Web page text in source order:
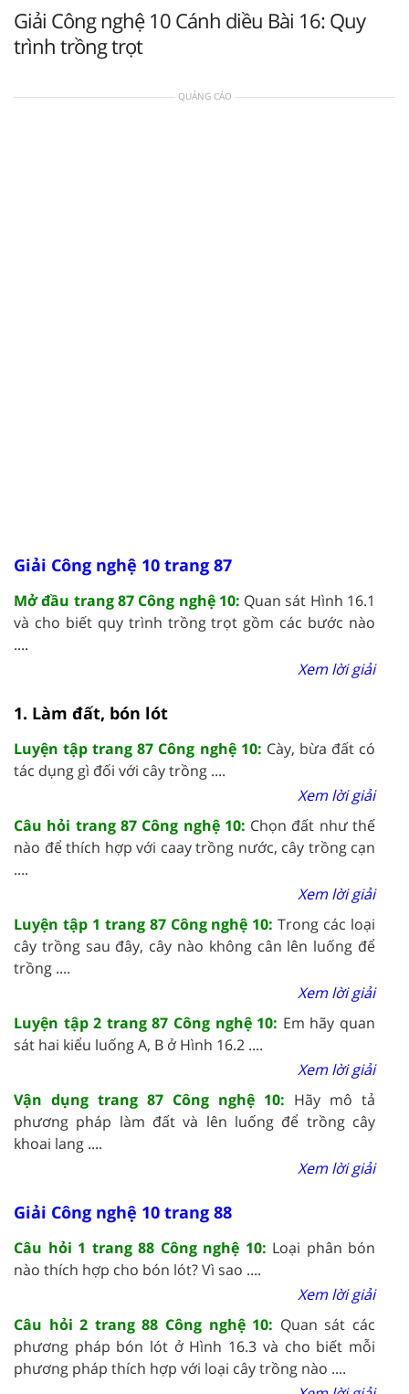
Giải Công nghệ 10 Cánh diều Bài 16: Quy
trình trồng trọt
QUẢNG CÁO
Giải Công nghệ 10 trang 87
Mở đầu trang 87 Công nghệ 10: Quan sát Hình 16.1
và cho biết quy trình trồng trọt gồm các bước nào
....
Xem lời giải
1. Làm đất, bón lót
Luyện tập trang 87 Công nghệ 10: Cày, bừa đất có
tác dụng gì đối với cây trồng ....
Xem lời giải
Câu hỏi trang 87 Công nghệ 10: Chọn đất như thế
nào để thích hợp với caay trồng nước, cây trồng cạn
....
Xem lời giải
Luyện tập 1 trang 87 Công nghệ 10: Trong các loại
cây trồng sau đây, cây nào không cân lên luống để
trồng ....
Xem lời giải
Luyện tập 2 trang 87 Công nghệ 10: Em hãy quan
sát hai kiểu luống A, B ở Hình 16.2 ....
Xem lời giải
Vận dụng trang 87 Công nghệ 10: Hãy mô tả
phương pháp làm đất và lên luống để trồng cây
khoai lang ....
Xem lời giải
Giải Công nghệ 10 trang 88
Câu hỏi 1 trang 88 Công nghệ 10: Loại phân bón
nào thích hợp cho bón lót? Vì sao ....
Xem lời giải
Câu hỏi 2 trang 88 Công nghệ 10: Quan sát các
phương pháp bón lót ở Hình 16.3 và cho biết mỗi
phương pháp thích hợp với loại cây trồng nào ....